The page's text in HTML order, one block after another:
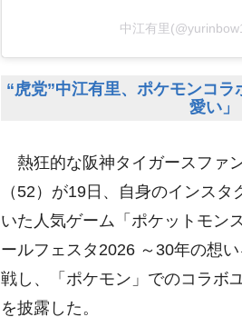
中江有里
“虎党”中江有里、ポケモンコ
愛い
熱狂的な阪神タイガースファ
（52）が19日、自身のインス
いた人気ゲーム「ポケットモン
ールフェスタ2026 ～30年の想
戦し、「ポケモン」でのコラボ
を披露した。